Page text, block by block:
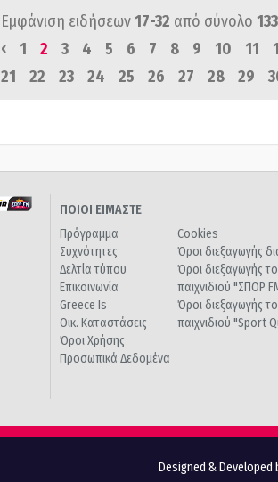
Εμφάνιση ειδήσεων17-32 από σύνολο
‹
1 2 3 4 5 6 7 8 9 10 11
21
22 23 24 25 26 27 28 29
ΠΟΙΟΙ ΕΙΜΑΣΤΕ
Πρόγραμμα
Συχνότητες
Δελτία τύπου
Επικοινωνία
Greece Is
Οικ. Καταστάσεις
Όροι Χρήσης
Προσωπικά Δεδομένα
Cookies
Όροι διεξαγωγής
Όροι διεξαγωγής
παιχνιδιού "ΣΠΟΡ
Όροι διεξαγωγής
παιχνιδιού "Sport
Designed & Developed